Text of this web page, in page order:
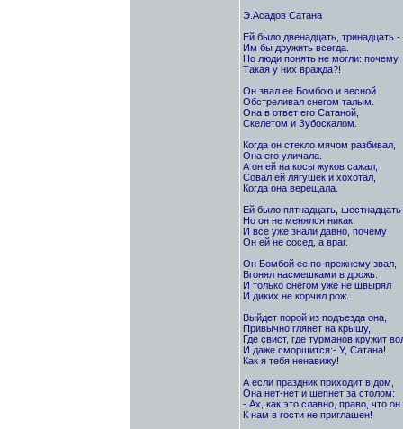
Э.Асадов Сатана
Ей было двенадцать, тринадцать -
Им бы дружить всегда.
Но люди понять не могли: почему
Такая у них вражда?!
Он звал ее Бомбою и весной
Обстреливал снегом талым.
Она в ответ его Сатаной,
Скелетом и Зубоскалом.
Когда он стекло мячом разбивал,
Она его уличала.
А он ей на косы жуков сажал,
Совал ей лягушек и хохотал,
Когда она верещала.
Ей было пятнадцать,
Но он не менялся никак.
И все уже знали давно, почему
Он ей не сосед, а враг.
Он Бомбой ее по-прежнему звал,
Вгонял насмешками в дрожь.
И только снегом уже не швырял
И диких не корчил рож.
Выйдет порой из подъезда она,
Привычно глянет на крышу,
Где свист, где турманов кружит
И даже сморщится:- У, Сатана!
Как я тебя ненавижу!
А если праздник приходит в дом,
Она нет-нет и шепнет за столом:
- Ах, как это славно, право, что он
К нам в гости не приглашен!